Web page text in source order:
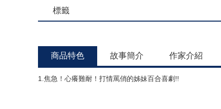
標籤
商品特色 故事簡介 作家介紹
1.焦急！心癢難耐！打情罵俏的姊妹百合喜劇!!